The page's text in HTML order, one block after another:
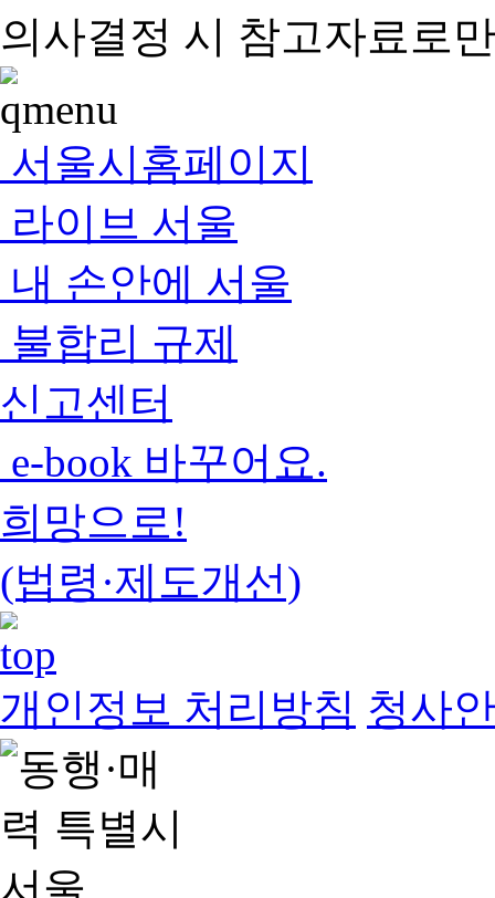
서울시홈페이지
라이브 서울
내 손안에 서울
불합리 규제
신고센터
e-book 바꾸어요.
희망으로!
(법령·제도개선)
개인정보 처리방침 청사